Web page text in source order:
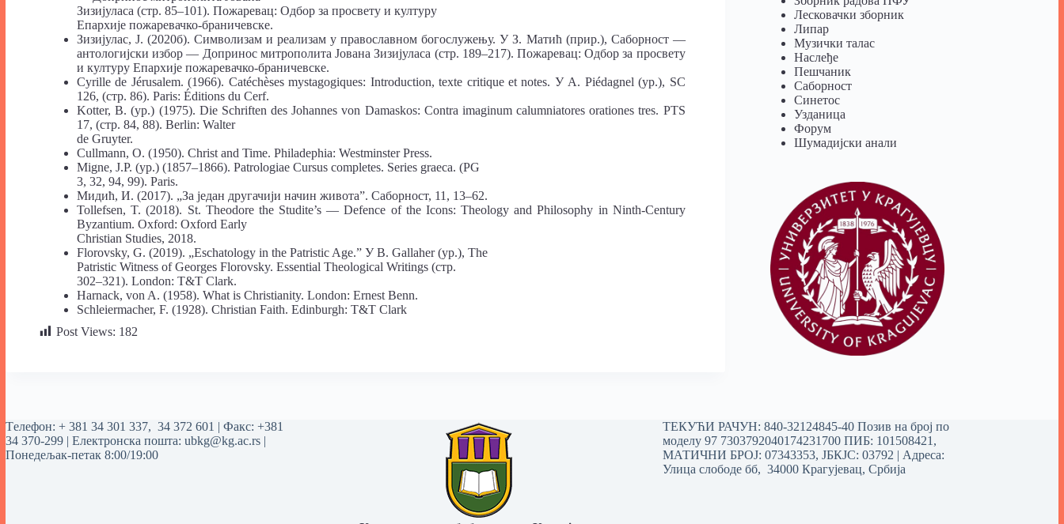
Зизијуласа (стр. 85–101). Пожаревац: Одбор за просвету и културу
Епархије пожаревачко-браничевске.
Зизијулас, Ј. (2020б). Символизам и реализам у православном богослужењу. У З. Матић (прир.), Саборност —
антологијски избор — Допринос митрополита Јована Зизијуласа (стр. 189–217). Пожаревац: Одбор за просвету
и културу Епархије пожаревачко-браничевске.
Cyrille de Jérusalem. (1966). Catéchèses mystagogiques: Introduction, texte critique et notes. У A. Piédagnel (ур.), SC
126, (стр. 86). Paris: Éditions du Cerf.
Kotter, B. (ур.) (1975). Die Schriften des Johannes von Damaskos: Contra imaginum calumniatores orationes tres. PTS
17, (стр. 84, 88). Berlin: Walter
de Gruyter.
Cullmann, O. (1950). Christ and Time. Philadephia: Westminster Press.
Migne, J.P. (ур.) (1857–1866). Patrologiae Cursus completes. Series graeca. (PG
3, 32, 94, 99). Paris.
Мидић, И. (2017). „За један другачији начин живота”. Саборност, 11, 13–62.
Tollefsen, T. (2018). St. Theodore the Studite’s — Defence of the Icons: Theology and Philosophy in Ninth-Century
Byzantium. Oxford: Oxford Early
Christian Studies, 2018.
Florovsky, G. (2019). „Eschatology in the Patristic Age.” У B. Gallaher (ур.), The
Patristic Witness of Georges Florovsky. Essential Theological Writings (стр.
302–321). London: T&T Clark.
Harnack, von A. (1958). What is Christianity. London: Ernest Benn.
Schleiermacher, F. (1928). Christian Faith. Edinburgh: T&T Clark
Post Views: 182
Лесковачки зборник
Липар
Музички талас
Наслеђе
Пешчаник
Саборност
Синетос
Узданица
Форум
Шумадијски анали
Tелефон: + 381 34 301 337, 34 372 601 | Факс: +381
34 370-299 | Електронска пошта: ubkg@kg.ac.rs |
Понедељак-петак 8:00/19:00
ТЕКУЋИ РАЧУН: 840-32124845-40 Позив на број по
моделу 97 7303792040174231700ПИБ: 101508421,
МАТИЧНИ БРОЈ: 07343353, ЈБКЈС: 03792 | Aдреса:
Улица слободе бб, 34000 Крагујевац, Србија